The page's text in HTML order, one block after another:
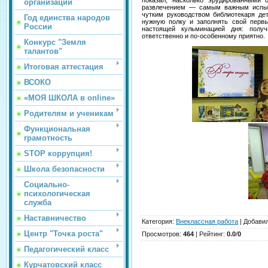
организации
Год единства народов
России
Конкурс "Земля
талантов"
Итоговая аттестация
ВСОКО
«МОЯ ШКОЛА в online»
Родителям и ученикам
Функциональная
грамотность
STOP коррупция!
Школа безопасности
Социально-
психологическая
служба
Наставничество
Центр "Точка роста"
Педагогический класс
Курчатовский класс
развлечением — самым важным
чутким руководством библиотекаря
нужную полку и заполнять свой
настоящей кульминацией дня:
ответственно и по‑особенному приятно.
Категория: Внеклассная работа |
Просмотров: 464 | Рейтинг: 0.0/0